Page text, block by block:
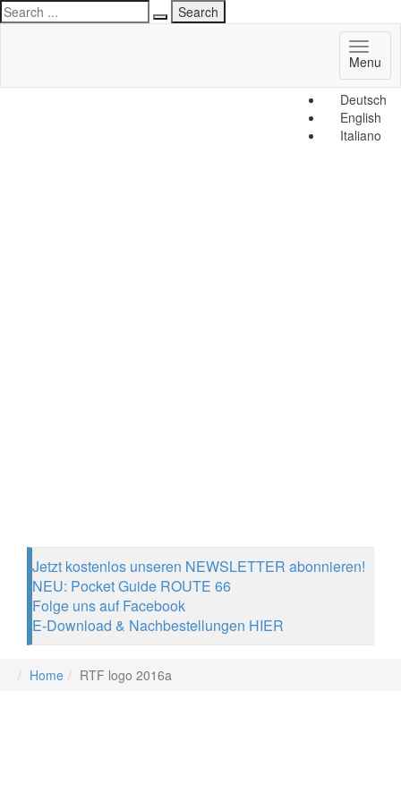
Deutsch
English
Italiano
Menu
Jetzt kostenlos unseren NEWSLETTER abonnieren!
NEU: Pocket Guide ROUTE 66
Folge uns auf Facebook
E-Download & Nachbestellungen HIER
Home RTF logo 2016a